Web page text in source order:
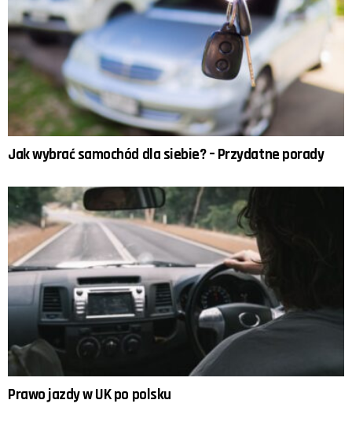
Jak wybrać samochód dla siebie? – Przydatne porady
Prawo jazdy w UK po polsku